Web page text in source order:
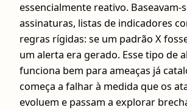
essencialmente reativo. Baseavam-
assinaturas, listas de indicadores
regras rígidas: se um padrão X
um alerta era gerado. Esse tipo de
funciona bem para ameaças já
começa a falhar à medida que os
evoluem e passam a explorar